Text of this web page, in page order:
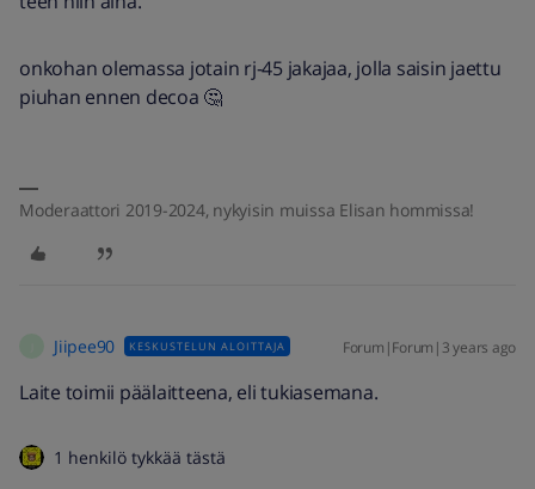
onkohan olemassa jotain rj-45 jakajaa, jolla saisin jaettu
piuhan ennen decoa 🤔
Moderaattori 2019-2024, nykyisin muissa Elisan hommissa!
Jiipee90 KESKUSTELUN ALOITTAJA Forum|Forum|3 years ago
Laite toimii päälaitteena, eli tukiasemana.
1 henkilö tykkää tästä